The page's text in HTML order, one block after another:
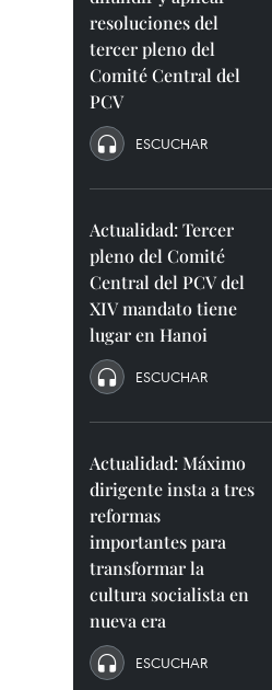
resoluciones del
tercer pleno del
Comité Central del
PCV
ESCUCHAR
Actualidad: Tercer
pleno del Comité
Central del PCV del
XIV mandato tiene
lugar en Hanoi
ESCUCHAR
Actualidad: Máximo
dirigente insta a tres
reformas
importantes para
transformar la
cultura socialista en
nueva era
ESCUCHAR